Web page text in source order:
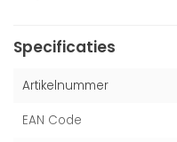
Specificaties
Artikelnummer
EAN Code